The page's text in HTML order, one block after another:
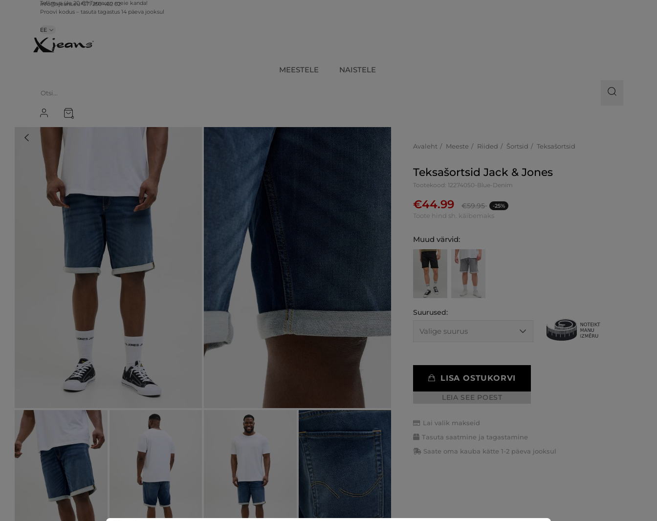
info@xjeans.eu+371 256 462 62
Tellimus üle 20 €? Tarne on meie kanda!
EE
MEESTELE NAISTELE
0
Avaleht Meeste Riided Šortsid Teksašortsid
Teksašortsid Jack & Jones
Tootekood: 12274050-Blue-Denim
€44.99 €59.95 -25%
Toote hind sh. käibemaks
Muud värvid:
Suurused:
LISA OSTUKORVI
LEIA SEE POEST
Lai valik makseid
Tasuta saatmine ja tagastamine
Saate oma kauba kätte 1-2 päeva jooksul